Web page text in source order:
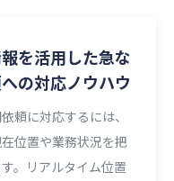
を活用した急な
の対応ノウハウ
頼に対応するには、
位置や業務状況を把
。リアルタイム位置